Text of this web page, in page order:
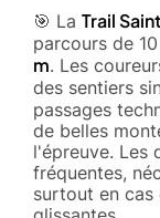
🎯 La Trail
parcours de
m. Les
des sentiers
passages
de belles
l'épreuve. Les
fréquentes,
surtout en cas